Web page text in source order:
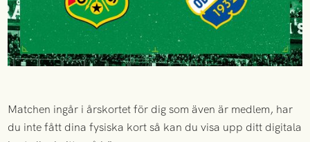
Matchen ingår i årskortet för dig som även är medlem, har
du inte fått dina fysiska kort så kan du visa upp ditt digitala